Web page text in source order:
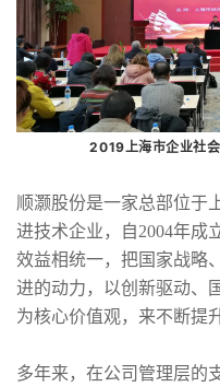
2019上海市企业社
顺灏股份是一家总部位于
进技术企业，自2004年成
效益相统一，把国家战略
进的动力，以创新驱动、
为核心价值观，来不断提
多年来，在公司管理层的